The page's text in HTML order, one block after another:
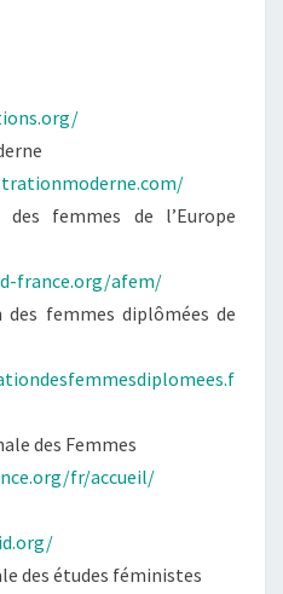
des femmes de l’Europe
france.org/afem/
des femmes diplômées de
des Femmes
fr/accueil/
des études féministes